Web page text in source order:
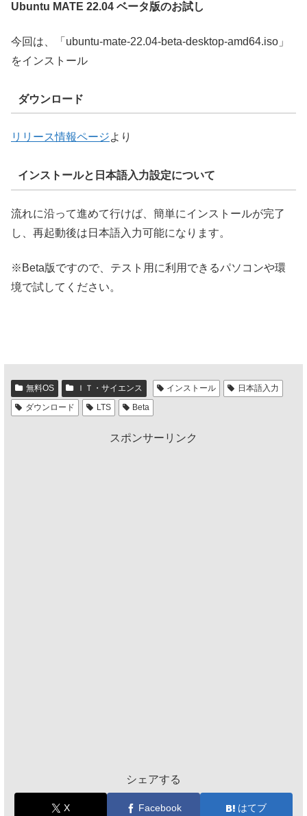
Ubuntu MATE 22.04 ベータ版のお試し
今回は、「ubuntu-mate-22.04-beta-desktop-amd64.iso」
をインストール
ダウンロード
リリース情報ページより
インストールと日本語入力設定について
流れに沿って進めて行けば、簡単にインストールが完了
し、再起動後は日本語入力可能になります。
※Beta版ですので、テスト用に利用できるパソコンや環
境で試してください。
無料OS ＩＴ・サイエンス インストール
日本語入力
ダウンロード
LTS Beta
スポンサーリンク
シェアする
X Facebook はてブ